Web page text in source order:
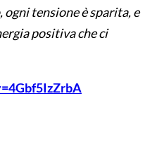
tensione è sparita, e
positiva che ci